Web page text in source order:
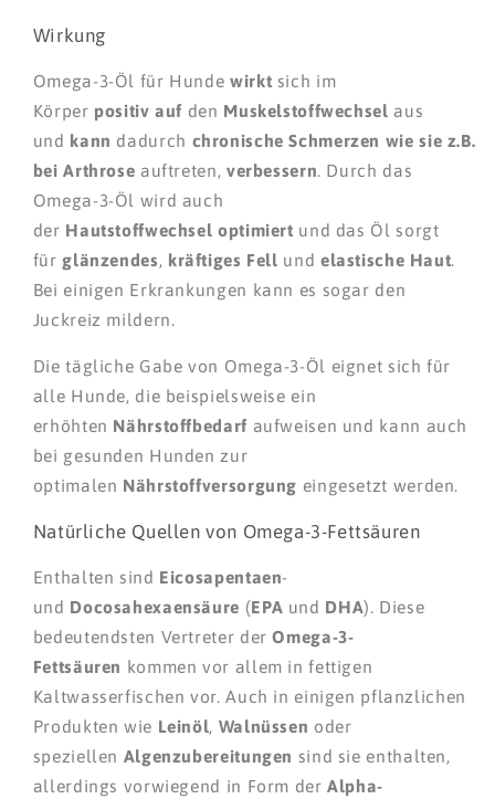
Wirkung
Omega-3-Öl für Hunde wirkt sich im
Körper positiv auf den Muskelstoffwechsel aus
und kann dadurch chronische Schmerzen wie sie z.B.
bei Arthrose auftreten, verbessern . Durch das
Omega-3-Öl wird auch
der Hautstoffwechsel optimiert und das Öl sorgt
für glänzendes kräftiges Fell und elastische Haut
Bei einigen Erkrankungen kann es sogar den
Juckreiz mildern.
Die tägliche Gabe von Omega-3-Öl eignet sich für
alle Hunde, die beispielsweise ein
erhöhten Nährstoffbedarf aufweisen und kann auch
bei gesunden Hunden zur
optimalen Nährstoffversorgung eingesetzt werden.
Natürliche Quellen von Omega-3-Fettsäuren
Enthalten sind Eicosapentaen-
und Docosahexaensäure (EPA und DHA). Diese
bedeutendsten Vertreter der Omega-3-
Fettsäuren kommen vor allem in fettigen
Kaltwasserfischen vor. Auch in einigen pflanzlichen
Produkten wie Leinöl, Walnüssen oder
speziellen Algenzubereitungen sind sie enthalten,
allerdings vorwiegend in Form der Alpha-